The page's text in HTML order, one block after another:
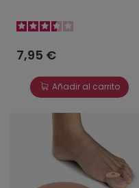
7,95 €
Añadir al carrito